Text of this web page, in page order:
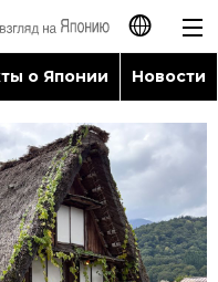
日本語
English
简体字
繁體字
о Японии Новости